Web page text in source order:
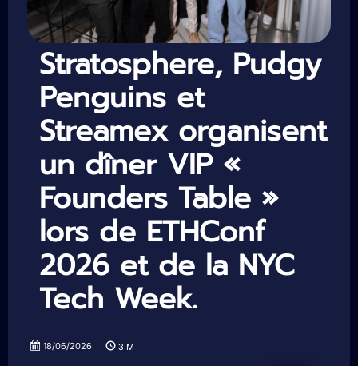
Stratosphere, Pudgy
Penguins et
Streamex organisent
un dîner VIP «
Founders Table »
lors de ETHConf
2026 et de la NYC
Tech Week.
18/06/2026 3 M